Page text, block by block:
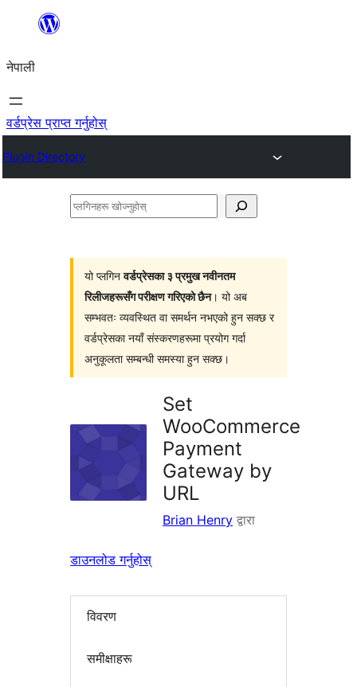
सामग्रीमा
नेपाली
वर्डप्रेस प्राप्त गर्नुहोस्
Plugin Directory
प्लगिनहरू
यो प्लगिनवर्डप्रेसका ३ प्रमुख नवीनतम
रिलीजहरूसँग परीक्षण गरिएको छैन। यो अब
सम्भवतः व्यवस्थित वा समर्थन नभएको हुन सक्छ र
वर्डप्रेसका नयाँ संस्करणहरूमा प्रयोग गर्दा
अनुकूलता सम्बन्धी समस्या हुन सक्छ।
Set
WooCommerce
Payment
Gateway by
URL
Brian Henry द्वारा
डाउनलोड गर्नुहोस्
विवरण
समीक्षाहरू